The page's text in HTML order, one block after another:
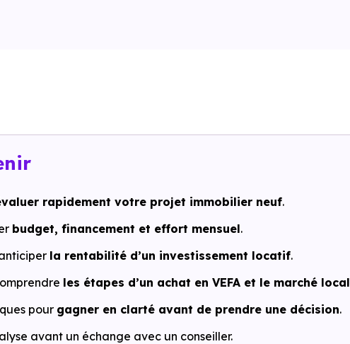
rapidement votre projet immobilier neuf.
budget, financement et effort mensuel.
la rentabilité d’un investissement locatif.
les étapes d’un achat en VEFA et le marché local
pour gagner en clarté avant de prendre une décision.
avant un échange avec un conseiller.